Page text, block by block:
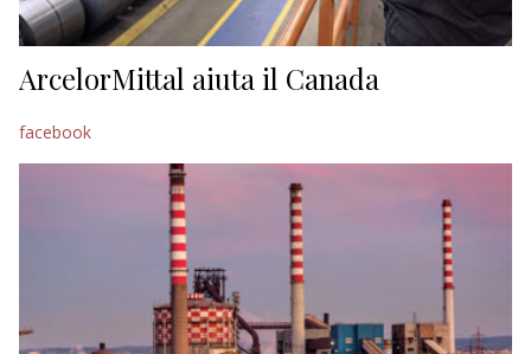
TURISMO
CULTURA
NAUTICA
ArcelorMittal aiuta il Canada
facebook